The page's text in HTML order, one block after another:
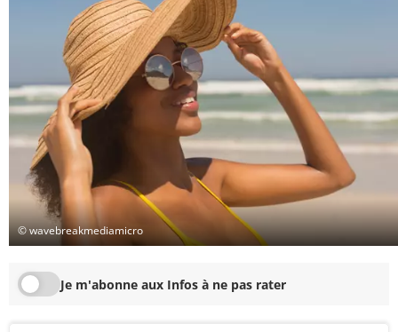
© wavebreakmediamicro
Je m'abonne aux Infos à ne pas rater